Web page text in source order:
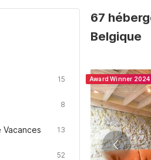
15
8
Vacances 13
52
67
Belgique
Award Winner 2024